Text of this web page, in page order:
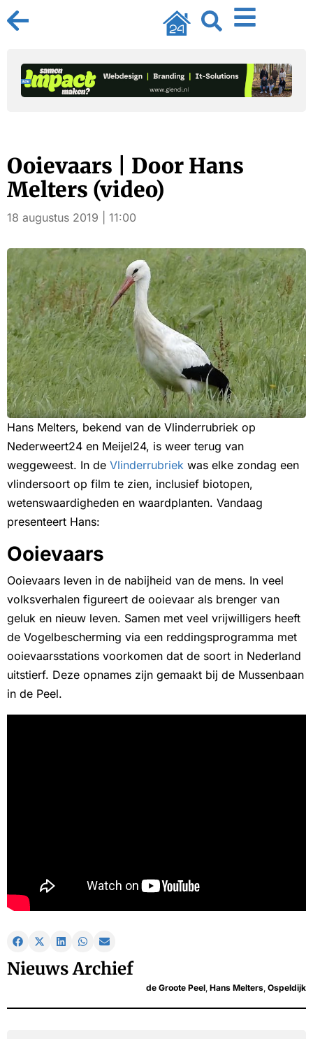
Ooievaars | Door Hans
Melters (video)
18 augustus 2019 | 11:00
Hans Melters, bekend van de Vlinderrubriek op
Nederweert24 en Meijel24, is weer terug van
weggeweest. In de Vlinderrubriek was elke zondag een
vlindersoort op film te zien, inclusief biotopen,
wetenswaardigheden en waardplanten. Vandaag
presenteert Hans:
Ooievaars
Ooievaars leven in de nabijheid van de mens. In veel
volksverhalen figureert de ooievaar als brenger van
geluk en nieuw leven. Samen met veel vrijwilligers heeft
de Vogelbescherming via een reddingsprogramma met
ooievaarsstations voorkomen dat de soort in Nederland
uitstierf. Deze opnames zijn gemaakt bij de Mussenbaan
in de Peel.
Nieuws Archief
de Groote Peel Hans Melters Ospeldijk